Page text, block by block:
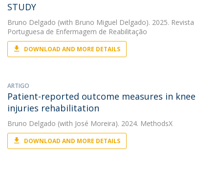
STUDY
Bruno Delgado (with Bruno Miguel Delgado). 2025. Revista
Portuguesa de Enfermagem de Reabilitação
DOWNLOAD AND MORE DETAILS
ARTIGO
Patient-reported outcome measures in knee
injuries rehabilitation
Bruno Delgado (with José Moreira). 2024. MethodsX
DOWNLOAD AND MORE DETAILS